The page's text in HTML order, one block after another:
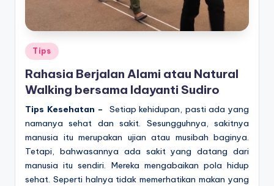
Posted
in
Tips
Rahasia Berjalan Alami atau Natural
Walking bersama Idayanti Sudiro
Tips Kesehatan –
Setiap kehidupan, pasti ada yang
namanya sehat dan sakit. Sesungguhnya, sakitnya
manusia itu merupakan ujian atau musibah baginya.
Tetapi, bahwasannya ada sakit yang datang dari
manusia itu sendiri. Mereka mengabaikan pola hidup
sehat. Seperti halnya tidak memerhatikan makan yang